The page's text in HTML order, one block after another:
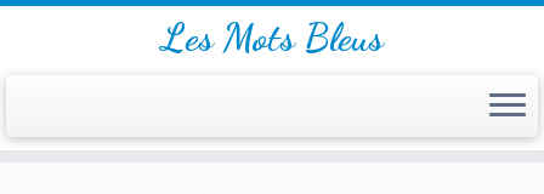
Les Mots Bleus